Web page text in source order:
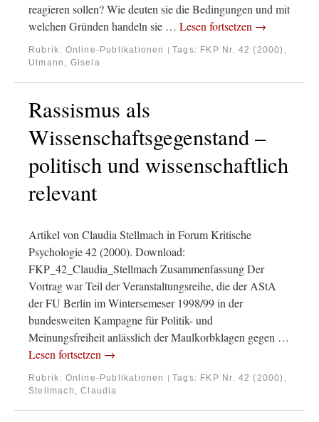
reagieren sollen? Wie deuten sie die Bedingungen und mit
welchen Gründen handeln sie … Lesen fortsetzen →
Rubrik: Online-Publikationen | Tags: FKP Nr. 42 (2000) ,
Ulmann, Gisela
Rassismus als
Wissenschaftsgegenstand –
politisch und wissenschaftlich
relevant
Artikel von Claudia Stellmach in Forum Kritische
Psychologie 42 (2000). Download:
FKP_42_Claudia_Stellmach Zusammenfassung Der
Vortrag war Teil der Veranstaltungsreihe, die der AStA
der FU Berlin im Wintersemeser 1998/99 in der
bundesweiten Kampagne für Politik- und
Meinungsfreiheit anlässlich der Maulkorbklagen gegen …
Lesen fortsetzen →
Rubrik: Online-Publikationen | Tags: FKP Nr. 42 (2000) ,
Stellmach, Claudia